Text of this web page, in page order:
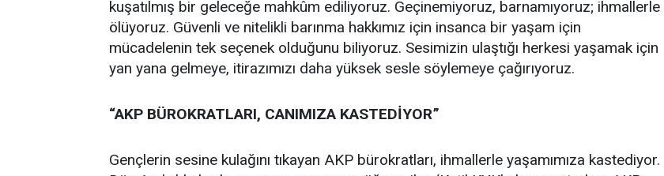
kuşatılmış bir geleceğe mahkûm ediliyoruz. Geçinemiyoruz, barnamıyoruz; ihmallerle
ölüyoruz. Güvenli ve nitelikli barınma hakkımız için insanca bir yaşam için
mücadelenin tek seçenek olduğunu biliyoruz. Sesimizin ulaştığı herkesi yaşamak için
yan yana gelmeye, itirazımızı daha yüksek sesle söylemeye çağırıyoruz.
“AKP BÜROKRATLARI, CANIMIZA KASTEDİYOR”
Gençlerin sesine kulağını tıkayan AKP bürokratları, ihmallerle yaşamımıza kastediyor.